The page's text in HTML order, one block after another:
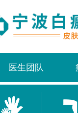
医生团队